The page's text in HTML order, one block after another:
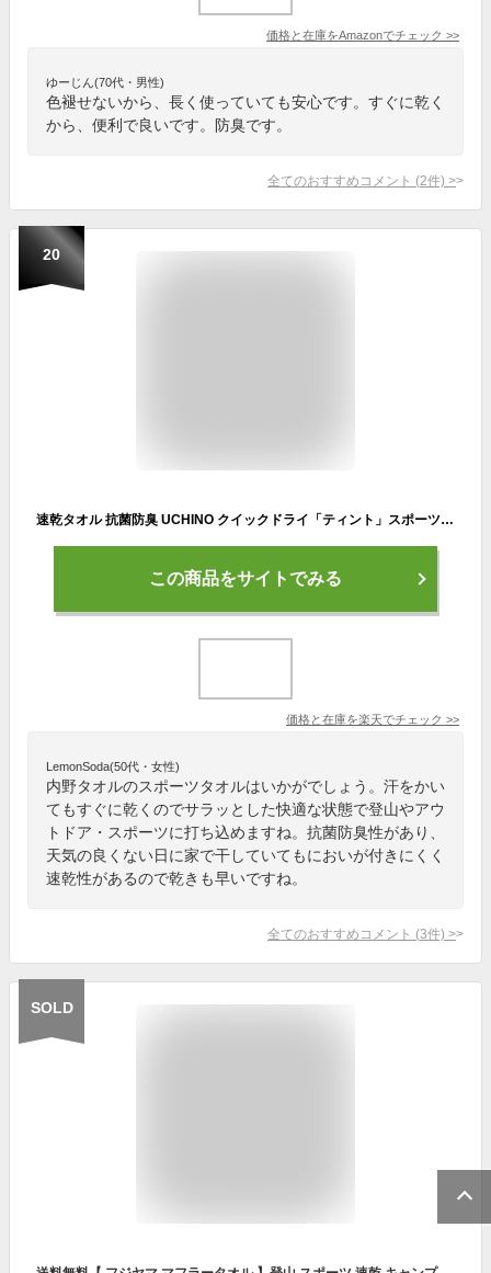
価格と在庫をAmazonでチェック >>
ゆーじん(70代・男性)
色褪せないから、長く使っていても安心です。すぐに乾く
から、便利で良いです。防臭です。
全てのおすすめコメント (2件) >
20
速乾タオル 抗菌防臭 UCHINO クイックドライ「ティント」スポーツタオル 高乾度 部屋干し ウチノタオルギャラリー 内野タオル ギフト対応 贈り物 プレゼント 【ネコポス対応】
この商品をサイトでみる
価格と在庫を楽天でチェック >>
LemonSoda(50代・女性)
内野タオルのスポーツタオルはいかがでしょう。汗をかい
てもすぐに乾くのでサラッとした快適な状態で登山やアウ
トドア・スポーツに打ち込めますね。抗菌防臭性があり、
天気の良くない日に家で干していてもにおいが付きにくく
速乾性があるので乾きも早いですね。
全てのおすすめコメント (3件) >
SOLD